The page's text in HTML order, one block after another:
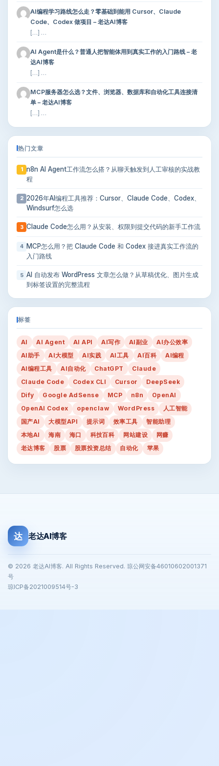
AI编程学习路线怎么走？零基础到能用 Cursor、Claude
Code、Codex 做项目 – 老达AI博客
[…] …
AI Agent是什么？普通人把智能体用到真实工作的入门路线 – 老
达AI博客
[…] …
MCP服务器怎么选？文件、浏览器、数据库和自动化工具连接清
单 – 老达AI博客
[…] …
热门文章
1
n8n AI Agent工作流怎么搭？从聊天触发到人工审核的实战教
程
2 2026年AI编程工具推荐：Cursor、Claude Code、Codex、
Windsurf怎么选
3 Claude Code怎么用？从安装、权限到提交代码的新手工作流
4
MCP怎么用？把 Claude Code 和 Codex 接进真实工作流的
入门路线
5 AI 自动发布 WordPress 文章怎么做？从草稿优化、图片生成
到标签设置的完整流程
标签
AI AI Agent AI API AI写作 AI副业
AI办公效率
AI助手
AI大模型 AI实践 AI工具 AI百科
AI编程
AI编程工具
AI自动化 ChatGPT
Claude
Claude Code
Codex CLI Cursor
DeepSeek
Dify
Google AdSense MCP n8n
OpenAI
OpenAI Codex
openclaw WordPress
人工智能
国产AI
大模型API 提示词 效率工具
智能助理
本地AI
海南 海口 科技百科 网站建设
网赚
老达博客
股票 股票投资总结 自动化 苹果
达 老达AI博客
© 2026 老达AI博客. All Rights Reserved. 琼公网安备46010602001371
号
琼ICP备2021009514号-3